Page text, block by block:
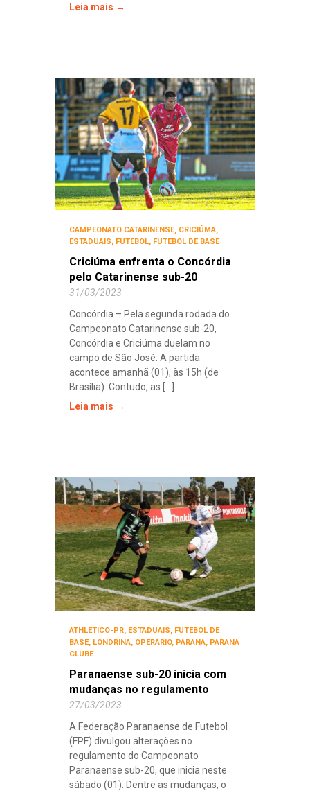
Leia mais →
CAMPEONATO CATARINENSE, CRICIÚMA,
ESTADUAIS, FUTEBOL, FUTEBOL DE BASE
Criciúma enfrenta o Concórdia
pelo Catarinense sub-20
31/03/2023
Concórdia – Pela segunda rodada do
Campeonato Catarinense sub-20,
Concórdia e Criciúma duelam no
campo de São José. A partida
acontece amanhã (01), às 15h (de
Brasília). Contudo, as [...]
Leia mais →
ATHLETICO-PR, ESTADUAIS, FUTEBOL DE
BASE, LONDRINA, OPERÁRIO, PARANÁ, PARANÁ
CLUBE
Paranaense sub-20 inicia com
mudanças no regulamento
27/03/2023
A Federação Paranaense de Futebol
(FPF) divulgou alterações no
regulamento do Campeonato
Paranaense sub-20, que inicia neste
sábado (01). Dentre as mudanças, o